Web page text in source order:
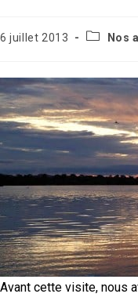
Publication
6 juillet 2013
PostNos
Avant cette visite, nous